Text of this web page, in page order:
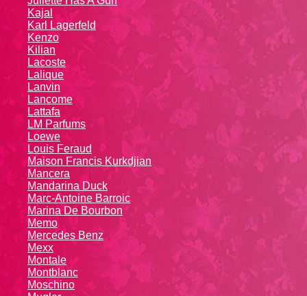
Kajal
Karl Lagerfeld
Kenzo
Kiliаn
Lacoste
Lalique
Lanvin
Lanсоmе
Lattafa
LM Parfums
Loewe
Louis Feraud
Maison Francis Kurkdjian
Mancera
Mandarina Duck
Marc-Antoine Barroic
Marina De Bourbon
Memo
Mercedes Benz
Mexx
Montale
Montblanc
Moschino